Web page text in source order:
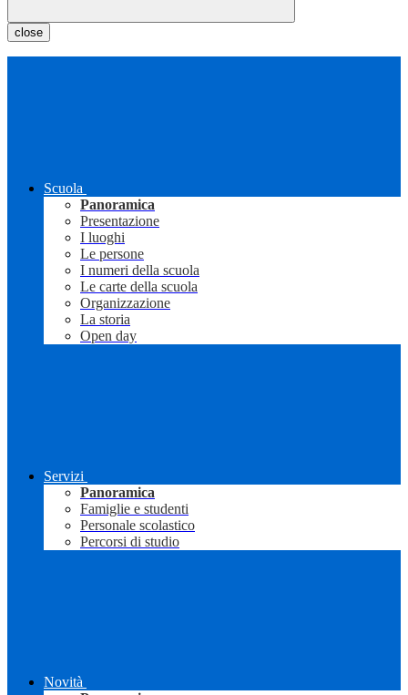
close
Scuola
Panoramica
Presentazione
I luoghi
Le persone
I numeri della scuola
Le carte della scuola
Organizzazione
La storia
Open day
Servizi
Panoramica
Famiglie e studenti
Personale scolastico
Percorsi di studio
Novità